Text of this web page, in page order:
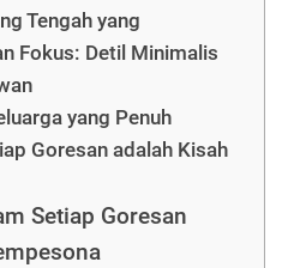
Tengah yang
Fokus: Detil Minimalis
yang Penuh
Goresan adalah Kisah
Setiap Goresan